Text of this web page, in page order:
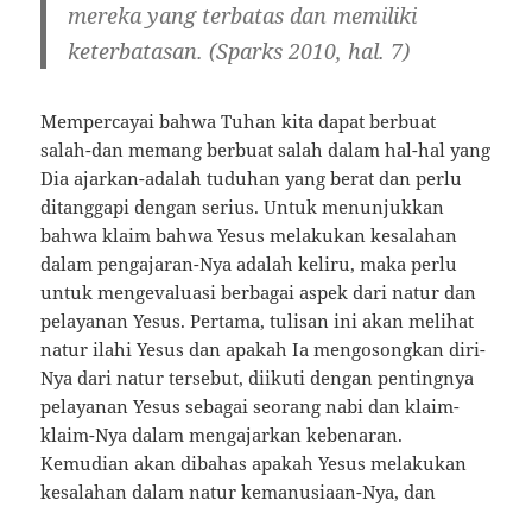
mereka yang terbatas dan memiliki
keterbatasan. (Sparks 2010, hal. 7)
Mempercayai bahwa Tuhan kita dapat berbuat
salah-dan memang berbuat salah dalam hal-hal yang
Dia ajarkan-adalah tuduhan yang berat dan perlu
ditanggapi dengan serius. Untuk menunjukkan
bahwa klaim bahwa Yesus melakukan kesalahan
dalam pengajaran-Nya adalah keliru, maka perlu
untuk mengevaluasi berbagai aspek dari natur dan
pelayanan Yesus. Pertama, tulisan ini akan melihat
natur ilahi Yesus dan apakah Ia mengosongkan diri-
Nya dari natur tersebut, diikuti dengan pentingnya
pelayanan Yesus sebagai seorang nabi dan klaim-
klaim-Nya dalam mengajarkan kebenaran.
Kemudian akan dibahas apakah Yesus melakukan
kesalahan dalam natur kemanusiaan-Nya, dan